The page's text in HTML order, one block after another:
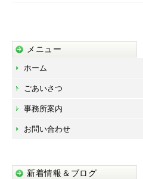
メニュー
ホーム
ごあいさつ
事務所案内
お問い合わせ
新着情報＆ブログ